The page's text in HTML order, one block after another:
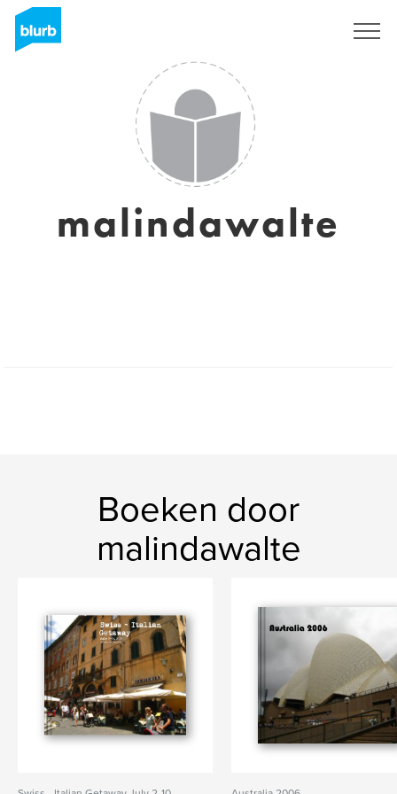
malindawalte
Boeken door
malindawalte